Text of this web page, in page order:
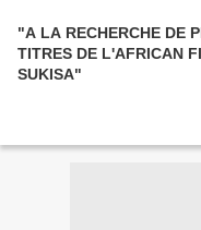
"A LA RECHERCHE DE
TITRES DE L'AFRICAN
SUKISA"